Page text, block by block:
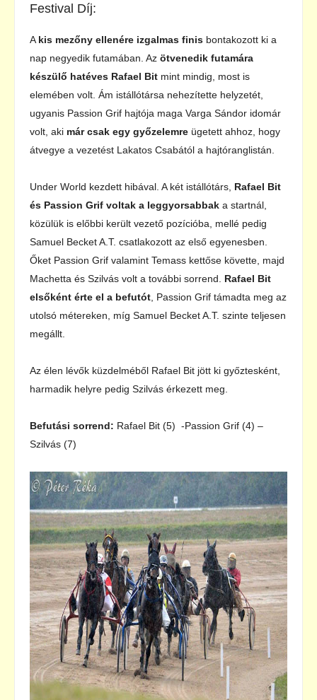
Festival Díj:
A kis mezőny ellenére izgalmas finis bontakozott ki a
nap negyedik futamában. Az ötvenedik futamára
készülő hatéves Rafael Bit mint mindig, most is
elemében volt. Ám istállótársa nehezítette helyzetét,
ugyanis Passion Grif hajtója maga Varga Sándor idomár
volt, aki már csak egy győzelemre ügetett ahhoz, hogy
átvegye a vezetést Lakatos Csabától a hajtóranglistán.
Under World kezdett hibával. A két istállótárs, Rafael Bit
és Passion Grif voltak a leggyorsabbak a startnál,
közülük is előbbi került vezető pozícióba, mellé pedig
Samuel Becket A.T. csatlakozott az első egyenesben.
Őket Passion Grif valamint Temass kettőse követte, majd
Machetta és Szilvás volt a további sorrend. Rafael Bit
elsőként érte el a befutót , Passion Grif támadta meg az
utolsó métereken, míg Samuel Becket A.T. szinte teljesen
megállt.
Az élen lévők küzdelméből Rafael Bit jött ki győztesként,
harmadik helyre pedig Szilvás érkezett meg.
Befutási sorrend: Rafael Bit (5) -Passion Grif (4) –
Szilvás (7)